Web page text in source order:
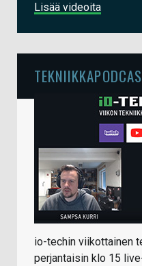
Lisää videoita
io-techin viikottainen
perjantaisin klo 15